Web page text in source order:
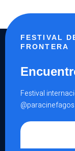
FESTIVAL
FRONTERA
Festival
@paracinefagos